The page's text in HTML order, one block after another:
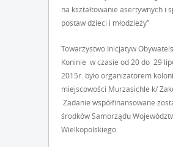
na kształtowanie asertywnych i
postaw dzieci i młodzieży”
Towarzystwo Inicjatyw
Koninie w czasie od 20 do 29
2015r. było organizatorem
miejscowości Murzasichle k/
Zadanie współfinansowane
środków Samorządu
Wielkopolskiego.